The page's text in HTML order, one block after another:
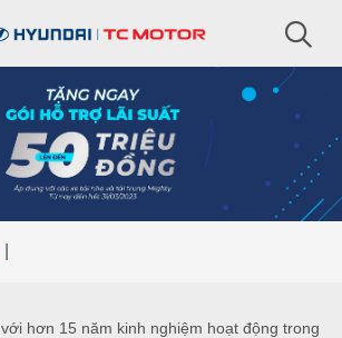
với hơn 15 năm kinh nghiệm hoạt động trong